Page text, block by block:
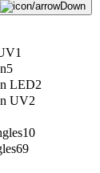
1
5
LED2
UV2
10
69